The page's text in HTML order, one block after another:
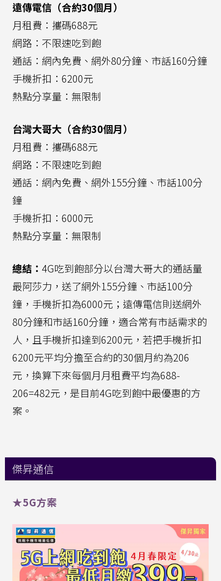
遠傳電信（合約30個月）
月租費：攜碼688元
網路：不限速吃到飽
通話：網內免費、網外80分鐘、市話160分鐘
手機折扣：6200元
熱點分享量：無限制
台灣大哥大（合約30個月）
月租費：攜碼688元
網路：不限速吃到飽
通話：網內免費、網外155分鐘、市話100分
鐘
手機折扣：6000元
熱點分享量：無限制
總結： 4G吃到飽部分以台灣大哥大的通話量
最阿莎力，送了網外155分鐘、市話100分
鐘，手機折扣為6000元；遠傳電信則送網外
80分鐘和市話160分鐘，適合常有市話需求的
人，且手機折扣達到6200元，若把手機折扣
6200元平均分擔至合約的30個月約為206
元，換算下來每個月月租費平均為688-
206=482元，是目前4G吃到飽中最優惠的方
案。
傑昇通信
★5G方案